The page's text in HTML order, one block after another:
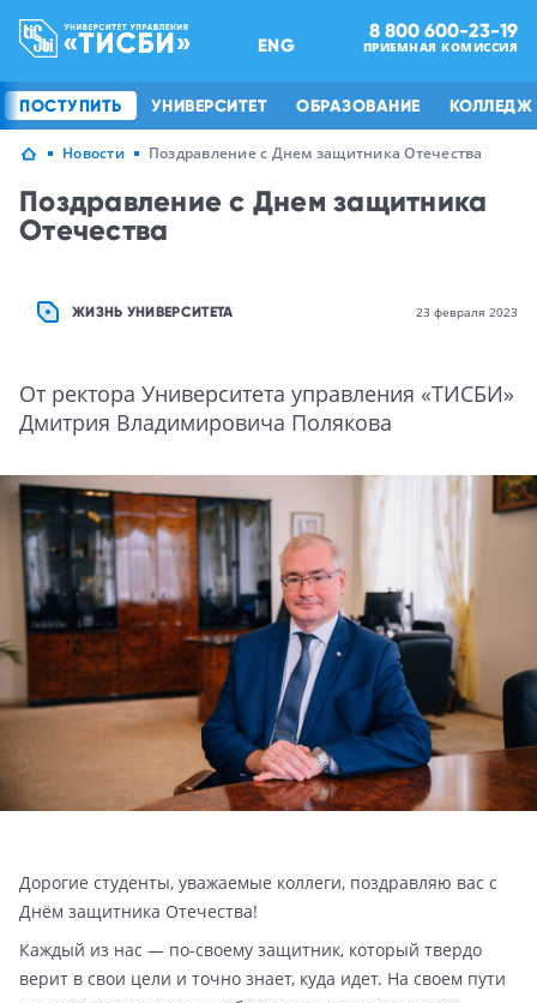
ENG
8 800 600-23-19
ПРИЕМНАЯ КОМИССИЯ
ПОСТУПИТЬ УНИВЕРСИТЕТ ОБРАЗОВАНИЕ КОЛЛЕДЖ
Новости Поздравление с Днем защитника Отечества
Поздравление с Днем защитника
Отечества
ЖИЗНЬ УНИВЕРСИТЕТА 23 февраля 2023
От ректора Университета управления «ТИСБИ»
Дмитрия Владимировича Полякова
Дорогие студенты, уважаемые коллеги, поздравляю вас с
Днём защитника Отечества!
Каждый из нас — по-своему защитник, который твердо
верит в свои цели и точно знает, куда идет. На своем пути